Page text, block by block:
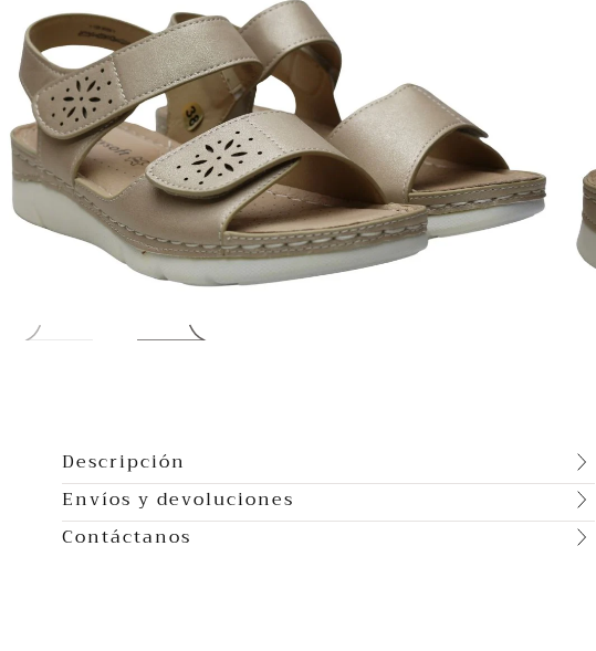
modal
Descripción
Envíos y devoluciones
Contáctanos